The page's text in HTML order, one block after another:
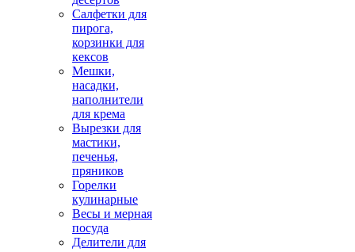
Салфетки для
пирога,
корзинки для
кексов
Мешки,
насадки,
наполнители
для крема
Вырезки для
мастики,
печенья,
пряников
Горелки
кулинарные
Весы и мерная
посуда
Делители для